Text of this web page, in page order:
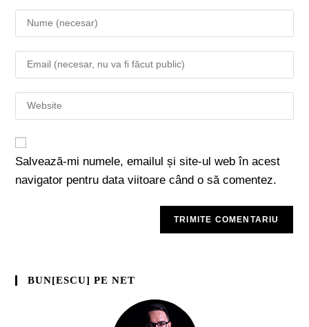
Salvează-mi numele, emailul și site-ul web în acest
navigator pentru data viitoare când o să comentez.
BUN[ESCU] PE NET